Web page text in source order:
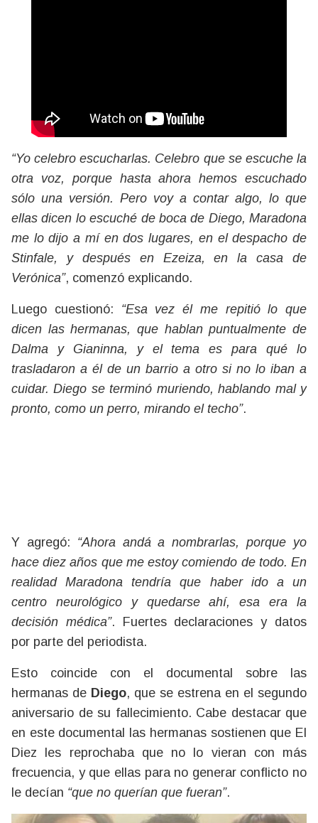
“Yo celebro escucharlas. Celebro que se escuche la
otra voz, porque hasta ahora hemos escuchado
sólo una versión. Pero voy a contar algo, lo que
ellas dicen lo escuché de boca de Diego, Maradona
me lo dijo a mí en dos lugares, en el despacho de
Stinfale, y después en Ezeiza, en la casa de
Verónica”, comenzó explicando.
Luego cuestionó: “Esa vez él me repitió lo que
dicen las hermanas, que hablan puntualmente de
Dalma y Gianinna, y el tema es para qué lo
trasladaron a él de un barrio a otro si no lo iban a
cuidar. Diego se terminó muriendo, hablando mal y
pronto, como un perro, mirando el techo”.
Y agregó: “Ahora andá a nombrarlas, porque yo
hace diez años que me estoy comiendo de todo. En
realidad Maradona tendría que haber ido a un
centro neurológico y quedarse ahí, esa era la
decisión médica”. Fuertes declaraciones y datos
por parte del periodista.
Esto coincide con el documental sobre las
hermanas de Diego, que se estrena en el segundo
aniversario de su fallecimiento. Cabe destacar que
en este documental las hermanas sostienen que El
Diez les reprochaba que no lo vieran con más
frecuencia, y que ellas para no generar conflicto no
le decían “que no querían que fueran”.